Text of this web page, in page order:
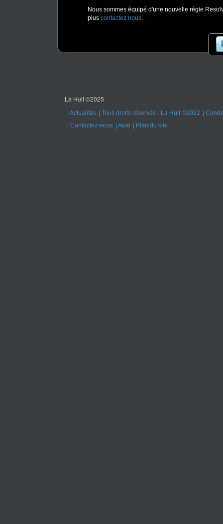
Nous sommes équipé d'une nouvelle régie
plus contactez nous
La Huit ©2025
Actualités Tous droits réservés - La Huit ©2022
Contactez-nous
Aide Plan du site